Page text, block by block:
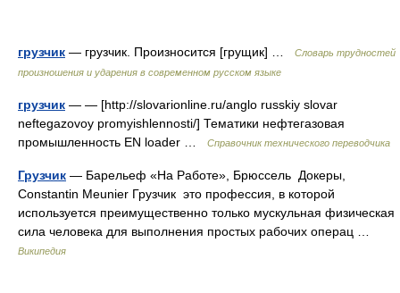
грузчик — грузчик. Произносится [грущик] …
Словарь трудностей
произношения и ударения в современном русском языке
грузчик — — [http://slovarionline.ru/anglo russkiy slovar
neftegazovoy promyishlennosti/] Тематики нефтегазовая
промышленность EN loader …
Справочник технического переводчика
Грузчик — Барельеф «На Работе», Брюссель Докеры,
Constantin Meunier Грузчик это профессия, в которой
используется преимущественно только мускульная физическая
сила человека для выполнения простых рабочих операц …
Википедия